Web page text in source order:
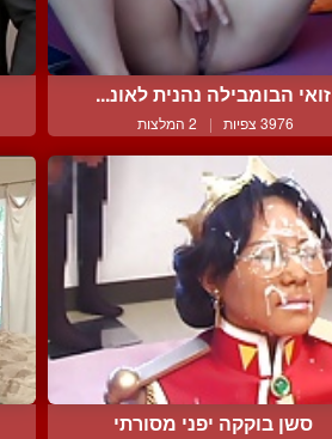
זואי הבומבילה נהנית לאונ...
3976 צפיות | 2 המלצות
סשן בוקקה יפני מסורתי